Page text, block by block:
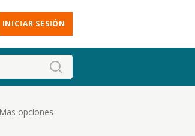
INICIAR SESIÓN
Mas opciones